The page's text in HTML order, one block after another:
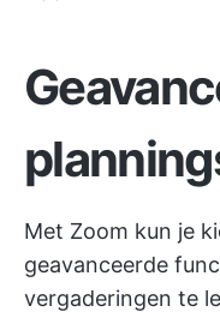
Met Zoom kun je
geavanceerde
vergaderingen te